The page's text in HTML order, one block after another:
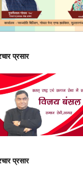
प्रसार
प्रसार